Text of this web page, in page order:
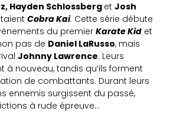
Hayden SchlossbergetJosh
Cobra Kai. Cette série débute
du premierKarate Kid et
pas de Daniel LaRusso, mais
Johnny Lawrence. Leurs
à nouveau, tandis qu’ils forment
de combattants. Durant leurs
ennemis surgissent du passé,
à rude épreuve…